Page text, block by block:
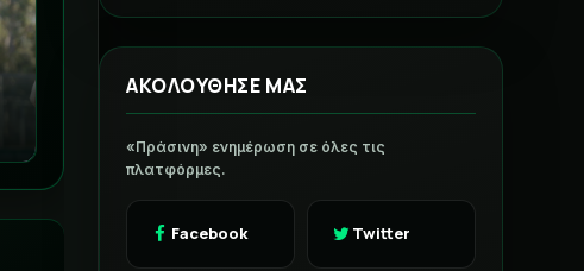
ΑΚΟΛΟΥΘΗΣΕ ΜΑΣ
«Πράσινη» ενημέρωση σε όλες τις
πλατφόρμες.
Facebook Twitter